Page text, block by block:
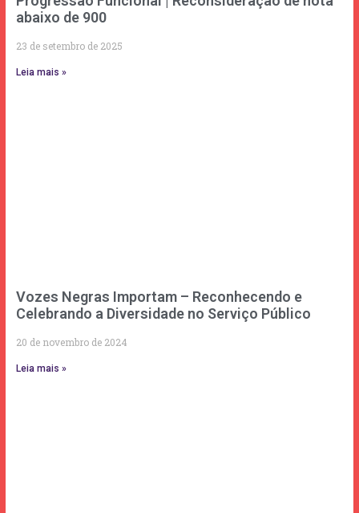
abaixo de 900
23 de setembro de 2025
Leia mais »
Vozes Negras Importam – Reconhecendo e
Celebrando a Diversidade no Serviço Público
20 de novembro de 2024
Leia mais »